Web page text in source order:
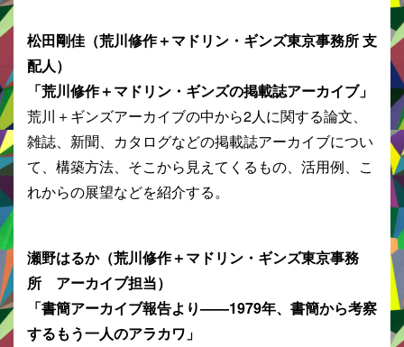
松田剛佳（荒川修作＋マドリン・ギンズ東京事務所 支
配人）
「荒川修作＋マドリン・ギンズの掲載誌アーカイブ」
荒川＋ギンズアーカイブの中から2人に関する論文、
雑誌、新聞、カタログなどの掲載誌アーカイブについ
て、構築方法、そこから見えてくるもの、活用例、こ
れからの展望などを紹介する。
瀬野はるか（荒川修作＋マドリン・ギンズ東京事務
所 アーカイブ担当）
「書簡アーカイブ報告より——1979年、書簡から考察
するもう一人のアラカワ」